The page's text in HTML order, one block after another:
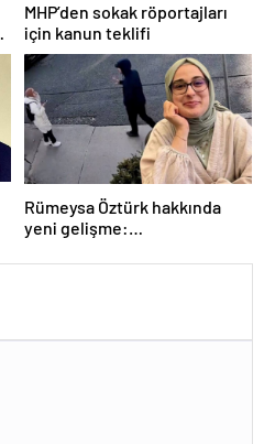
MHP’den sokak röportajları
için kanun teklifi
Rümeysa Öztürk hakkında
yeni gelişme:
geciktirilmemesini istedi